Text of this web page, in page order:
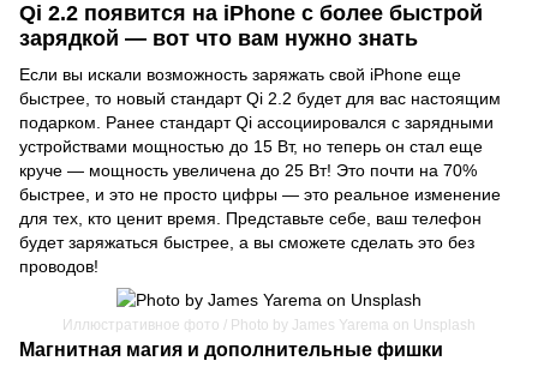
Qi 2.2 появится на iPhone с более быстрой
зарядкой — вот что вам нужно знать
Если вы искали возможность заряжать свой iPhone еще
быстрее, то новый стандарт Qi 2.2 будет для вас настоящим
подарком. Ранее стандарт Qi ассоциировался с зарядными
устройствами мощностью до 15 Вт, но теперь он стал еще
круче — мощность увеличена до 25 Вт! Это почти на 70%
быстрее, и это не просто цифры — это реальное изменение
для тех, кто ценит время. Представьте себе, ваш телефон
будет заряжаться быстрее, а вы сможете сделать это без
проводов!
Иллюстративное фото / Photo by James Yarema on Unsplash
Магнитная магия и дополнительные фишки